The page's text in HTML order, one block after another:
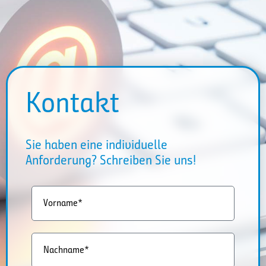
Kontakt
Sie haben eine individuelle
Anforderung? Schreiben Sie uns!
Vorname*
Nachname*